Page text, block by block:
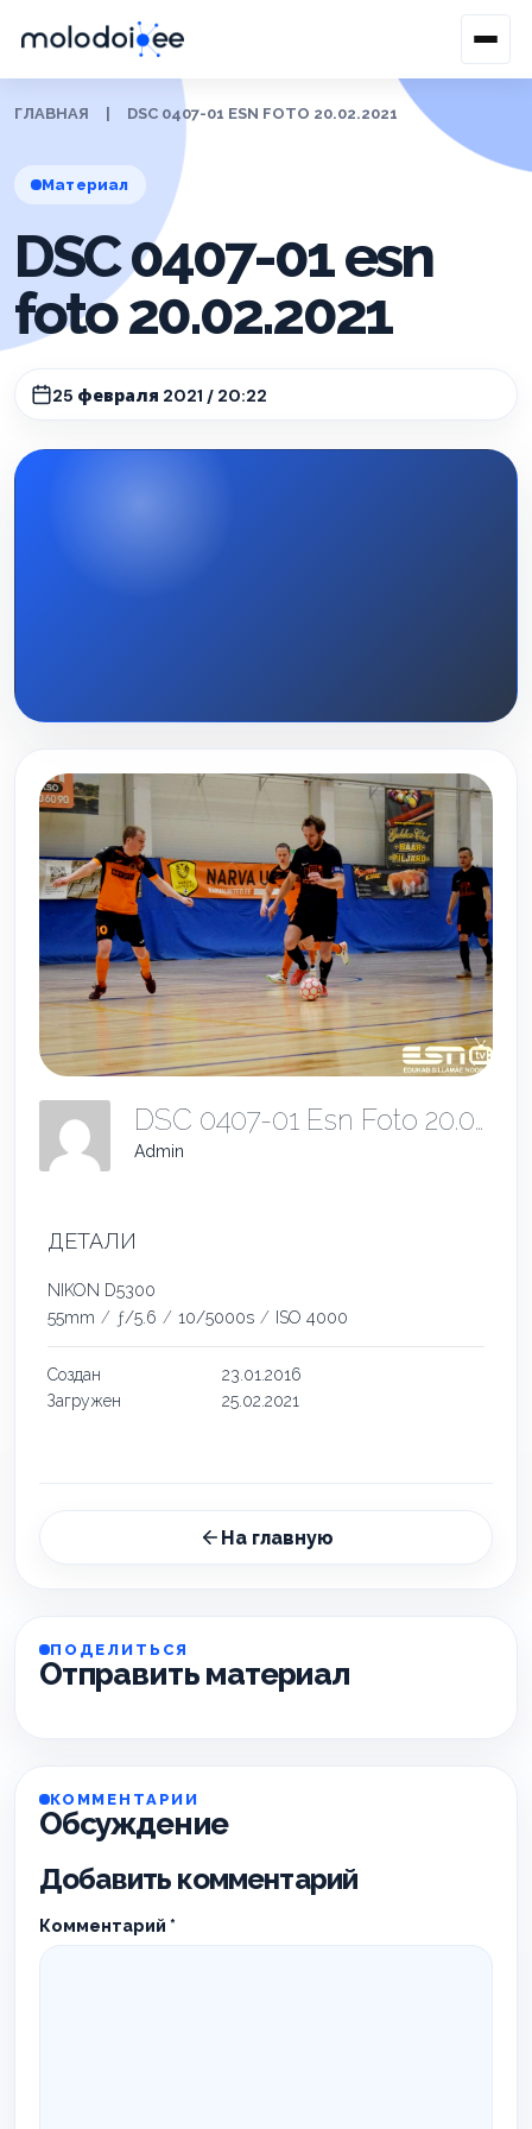
ГЛАВНАЯ DSC 0407-01 ESN FOTO 20.02.2021
Материал
DSC 0407-01 esn
foto 20.02.2021
25 февраля 2021 / 20:22
DSC 0407-01 Esn Foto 20.02.2021
Admin
ДЕТАЛИ
NIKON D5300
55mm / ƒ/5.6 / 10/5000s / ISO 4000
Создан
23.01.2016
Загружен
25.02.2021
На главную
ПОДЕЛИТЬСЯ
Отправить материал
КОММЕНТАРИИ
Обсуждение
Добавить комментарий
Комментарий *